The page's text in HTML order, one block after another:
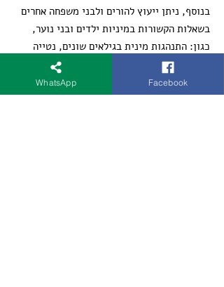
בנוסף, ניתן ייעוץ להורים ולבני משפחה אחרים
בשאלות הקשורות במיניות ילדים ובני נוער,
כגון: התנהגות מינית בגילאים שונים, נטייה
מינית הומוסקסואלית וזהות מגדרית.
במסגרת הטיפול נעשה שימוש בגישה טיפולית
קוגניטיבית-התנהגותית (CBT), במסגרת
WhatsApp Facebook